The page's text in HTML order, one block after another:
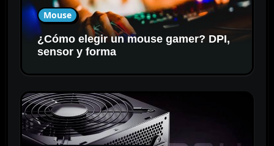
Mouse
¿Cómo elegir un mouse gamer? DPI,
sensor y forma